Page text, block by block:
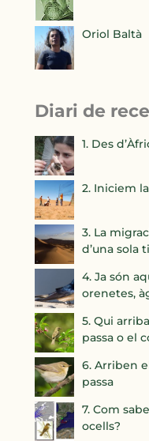
Oriol Baltà
Diari de
1. Des
2. Iniciem
3. La
d’una sola
4. Ja són
orenetes,
5. Qui
passa o el
6. Arriben
passa
7. Com
ocells?